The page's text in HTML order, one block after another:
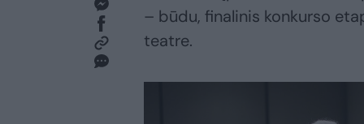
– būdu, finalinis konkurso
teatre.